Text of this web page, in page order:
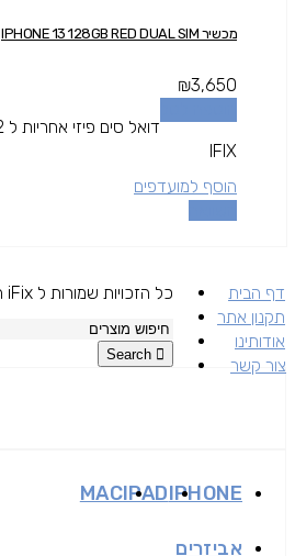
מכשיר IPHONE 13 128GB RED DUAL SIM
₪3,650
IFIX
הוסף למועדפים
דף הבית
תקנון אתר
אודותינו
צור קשר
כל הזכויות שמורות ל iFix החל משנת 2020
IPHONE
IPAD
MAC
אביזרים
Search